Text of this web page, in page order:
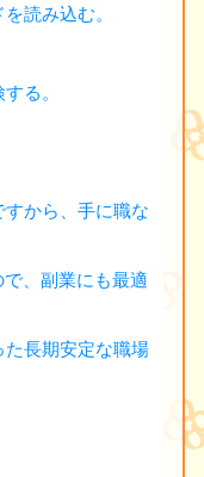
読み込む。
る。
すから、手に職な
で、副業にも最適
た長期安定な職場